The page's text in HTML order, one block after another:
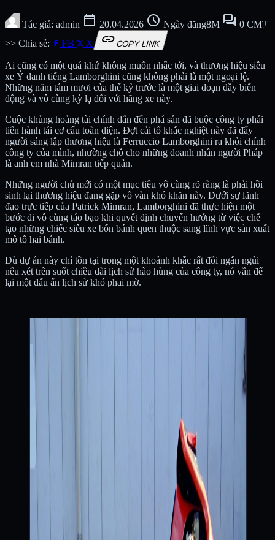
Tác giả: admin calendar_today 20.04.2026 schedule Ngày đăng8M forum 0 CMT
>> Chia sẻ:
FB X linkCOPY LINK
Ai cũng có một quá khứ không muốn nhắc tới, và thương hiệu siêu
xe Ý danh tiếng Lamborghini cũng không phải là một ngoại lệ.
Những năm tám mươi của thế kỷ trước là một giai đoạn đầy biến
động và vô cùng kỳ lạ đối với hãng xe này.
Cuộc khủng hoảng tài chính dẫn đến phá sản đã buộc công ty phải
tiến hành tái cơ cấu toàn diện. Đợt cải tổ khắc nghiệt này đã đẩy
người sáng lập thương hiệu là Ferruccio Lamborghini ra khỏi chính
công ty của mình, nhường chỗ cho những doanh nhân người Pháp
là anh em nhà Mimran tiếp quản.
Những người chủ mới có một mục tiêu vô cùng rõ ràng là phải hồi
sinh lại thương hiệu đang gặp vô vàn khó khăn này. Dưới sự lãnh
đạo trực tiếp của Patrick Mimran, Lamborghini đã thực hiện một
bước đi vô cùng táo bạo khi quyết định chuyển hướng từ việc chế
tạo những chiếc siêu xe bốn bánh quen thuộc sang lĩnh vực sản xuất
mô tô hai bánh.
Dù dự án này chỉ tồn tại trong một khoảnh khắc rất đỗi ngắn ngủi
nếu xét trên suốt chiều dài lịch sử hào hùng của công ty, nó vẫn để
lại một dấu ấn lịch sử khó phai mờ.